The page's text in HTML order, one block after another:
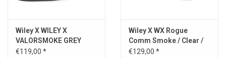
Wiley X WILEY X
VALORSMOKE GREY
€119,00 *
Wiley X WX Rogue
Comm Smoke / Clear /
Rust
€129,00 *